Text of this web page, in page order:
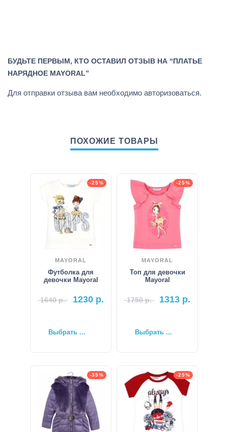
БУДЬТЕ ПЕРВЫМ, КТО ОСТАВИЛ ОТЗЫВ НА “ПЛАТЬЕ
НАРЯДНОЕ MAYORAL”
Для отправки отзыва вам необходимо авторизоваться.
ПОХОЖИЕ ТОВАРЫ
-25%
MAYORAL
Футболка для
девочки Mayoral
1640р. 1230 р.
Выбрать ...
-25%
MAYORAL
Топ для девочки
Mayoral
1750р. 1313 р.
Выбрать ...
-35% -25%